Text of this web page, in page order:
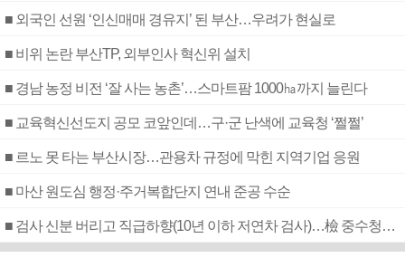
■ 외국인 선원 ‘인신매매 경유지’ 된 부산…우려가 현실로
■ 비위 논란 부산TP, 외부인사 혁신위 설치
■ 경남 농정 비전 ‘잘 사는 농촌’…스마트팜 1000㏊까지 늘린다
■ 교육혁신선도지 공모 코앞인데…구·군 난색에 교육청 ‘쩔쩔’
■ 르노 못 타는 부산시장…관용차 규정에 막힌 지역기업 응원
■ 마산 원도심 행정·주거복합단지 연내 준공 수순
■ 검사 신분 버리고 직급하향(10년 이하 저연차 검사)…檢 중수청행 기피